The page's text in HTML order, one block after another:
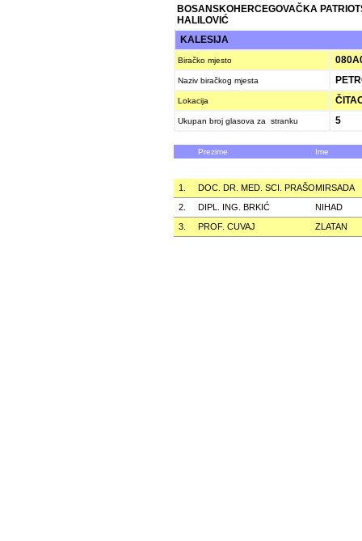
BOSANSKOHERCEGOVAČKA
HALILOVIĆ
KALESIJA
Biračko mjesto
Naziv biračkog mjesta
Lokacija
Ukupan broj glasova za stranku 5
Prezime Ime
1. DOC. DR. MED. SCI. PRAŠOMIRSADA
2.
DIPL. ING. BRKIĆ
NIHAD
3.
PROF. CUVAJ ZLATAN